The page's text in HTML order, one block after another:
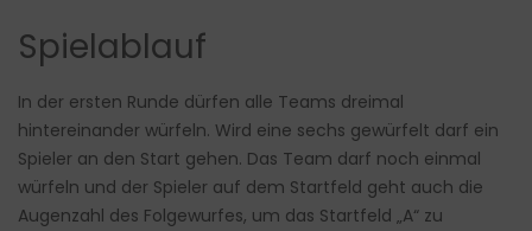
Spielablauf
In der ersten Runde dürfen alle Teams dreimal
hintereinander würfeln. Wird eine sechs gewürfelt darf ein
Spieler an den Start gehen. Das Team darf noch einmal
würfeln und der Spieler auf dem Startfeld geht auch die
Augenzahl des Folgewurfes, um das Startfeld „A“ zu